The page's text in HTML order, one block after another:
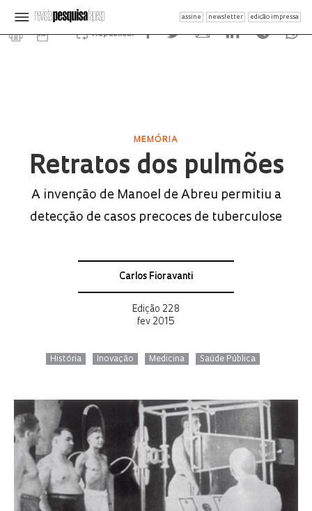
assine newsletter edição impressa
Republicar
MEMÓRIA
Retratos dos pulmões
A invenção de Manoel de Abreu permitiu a
detecção de casos precoces de tuberculose
Carlos Fioravanti
Edição 228
fev 2015
História Inovação Medicina Saúde Pública